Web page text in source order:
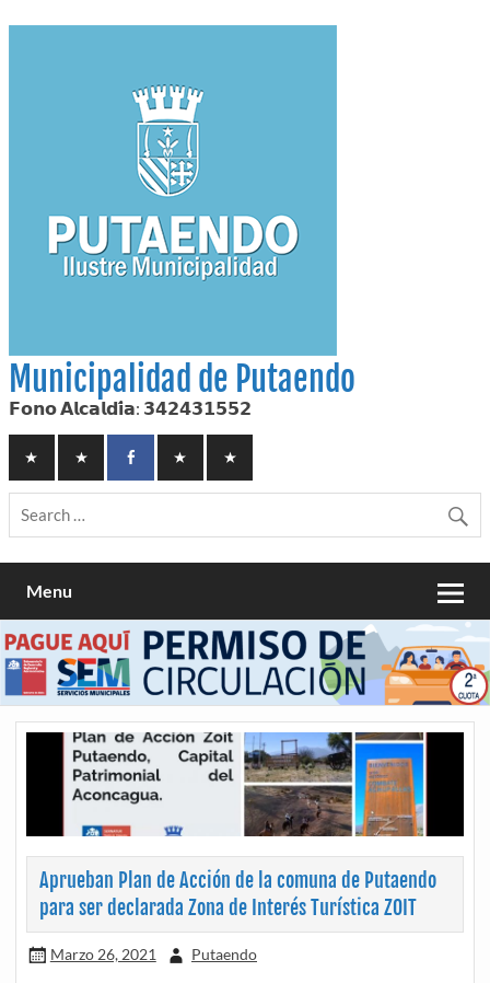
to
Municipalidad de Putaendo
𝗙𝗼𝗻𝗼 𝗔𝗹𝗰𝗮𝗹𝗱𝗶́𝗮: 𝟯𝟰𝟮𝟰𝟯𝟭𝟱𝟱𝟮
Menu
Aprueban Plan de Acción de la comuna de Putaendo
para ser declarada Zona de Interés Turística ZOIT
Marzo 26, 2021 Putaendo